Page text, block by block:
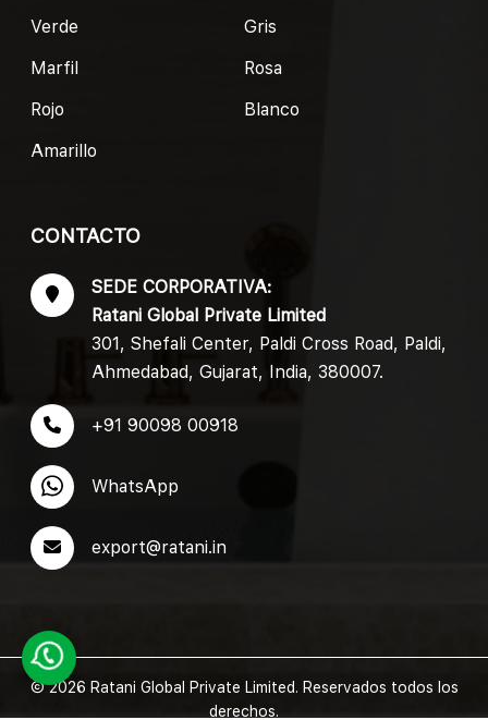
Verde
Gris
Marfil
Rosa
Rojo
Blanco
Amarillo
CONTACTO
SEDE CORPORATIVA:
Ratani Global Private Limited
301, Shefali Center, Paldi Cross Road, Paldi,
Ahmedabad, Gujarat, India, 380007.
+91 90098 00918
WhatsApp
export@ratani.in
© 2026 Ratani Global Private Limited. Reservados todos los
derechos.